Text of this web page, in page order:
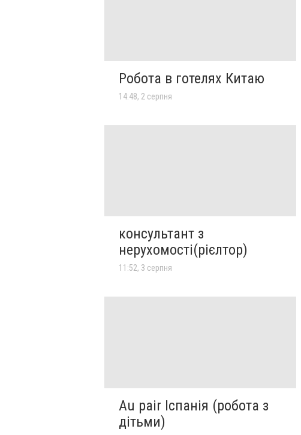
Робота в готелях Китаю
14:48, 2 серпня
консультант з
нерухомості(рієлтор)
11:52, 3 серпня
Au pair Іспанія (робота з
дітьми)